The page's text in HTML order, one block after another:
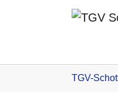
TGV-